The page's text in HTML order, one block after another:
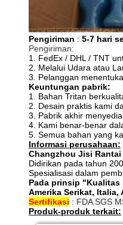
Pengiriman : 5-7 hari
Pengiriman:
1. FedEx / DHL / TNT
2. Melalui Udara atau
3. Pelanggan
Keuntungan pabrik:
1. Bahan Tritan
2. Desain praktis kami
3. Pabrik akhir
4. Kami benar-benar
5. Semua bahan yang
Informasi perusahaan:
Changzhou Jisi
Didirikan pada tahun
Spesialisasi dalam
Pada prinsip "Kualitas
Amerika Serikat,
Sertifikasi : FDA SGS
Produk-produk terkait: